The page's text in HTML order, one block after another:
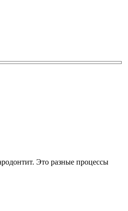
Это разные процессы